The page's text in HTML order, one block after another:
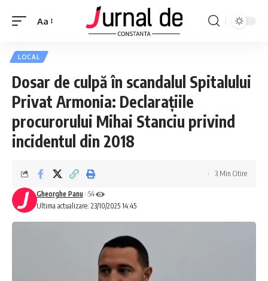
Aa
LOCAL
Dosar de culpă în scandalul Spitalului
Privat Armonia: Declarațiile
procurorului Mihai Stanciu privind
incidentul din 2018
Ultima actualizare: 23/10/2025 14:45
Gheorghe Panu 54
3 Min Citire